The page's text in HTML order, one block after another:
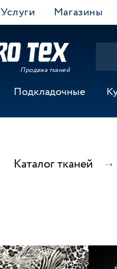
Услуги Магазины
Продажа тканей
Подкладочные
Каталог тканей